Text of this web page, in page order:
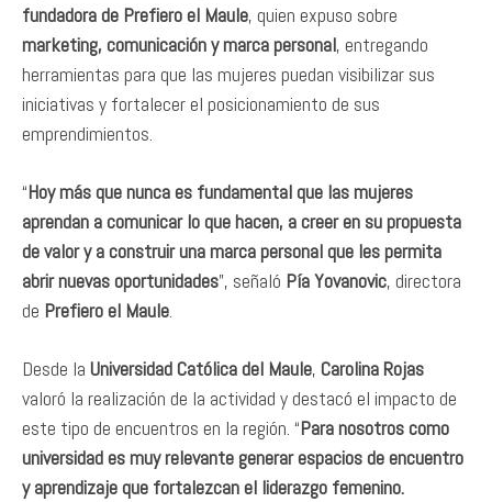
fundadora de Prefiero el Maule, quien expuso sobre
marketing, comunicación y marca personal, entregando
herramientas para que las mujeres puedan visibilizar sus
iniciativas y fortalecer el posicionamiento de sus
emprendimientos.
“Hoy más que nunca es fundamental que las mujeres
aprendan a comunicar lo que hacen, a creer en su propuesta
de valor y a construir una marca personal que les permita
abrir nuevas oportunidades”, señaló Pía Yovanovic, directora
de Prefiero el Maule.
Desde la Universidad Católica del Maule, Carolina Rojas
valoró la realización de la actividad y destacó el impacto de
este tipo de encuentros en la región. “Para nosotros como
universidad es muy relevante generar espacios de encuentro
y aprendizaje que fortalezcan el liderazgo femenino.